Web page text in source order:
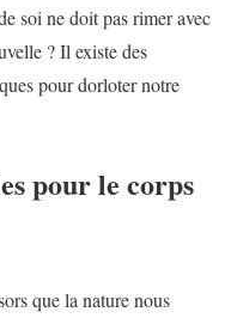
soi ne doit pas rimer avec
? Il existe des
pour dorloter notre
pour le corps
que la nature nous